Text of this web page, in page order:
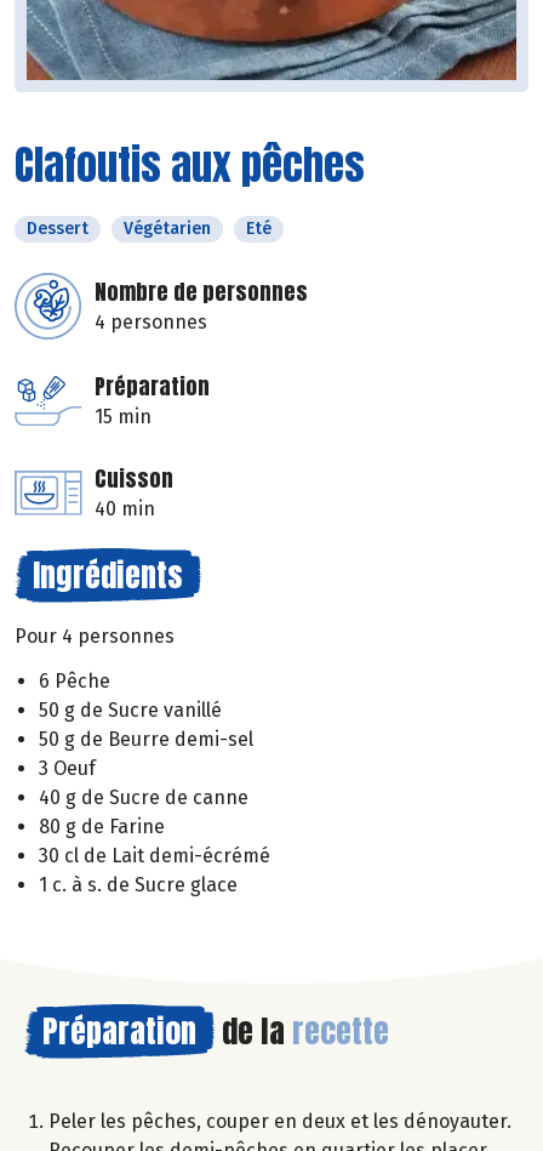
Clafoutis aux pêches
Dessert Végétarien Eté
Nombre de personnes
4 personnes
Préparation
15 min
Cuisson
40 min
Ingrédients
Pour 4 personnes
6 Pêche
50 g de Sucre vanillé
50 g de Beurre demi-sel
3 Oeuf
40 g de Sucre de canne
80 g de Farine
30 cl de Lait demi-écrémé
1 c. à s. de Sucre glace
Préparation de la recette
Peler les pêches, couper en deux et les dénoyauter.